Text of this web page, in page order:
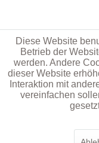
Diese Website
Betrieb der
werden. Andere
dieser Website
Interaktion mit
vereinfachen